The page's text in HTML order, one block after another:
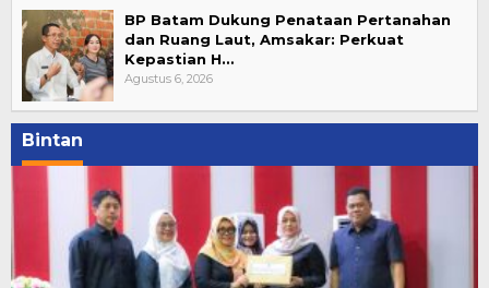
BP Batam Dukung Penataan Pertanahan
dan Ruang Laut, Amsakar: Perkuat
Kepastian H…
Agustus 6, 2026
Bintan